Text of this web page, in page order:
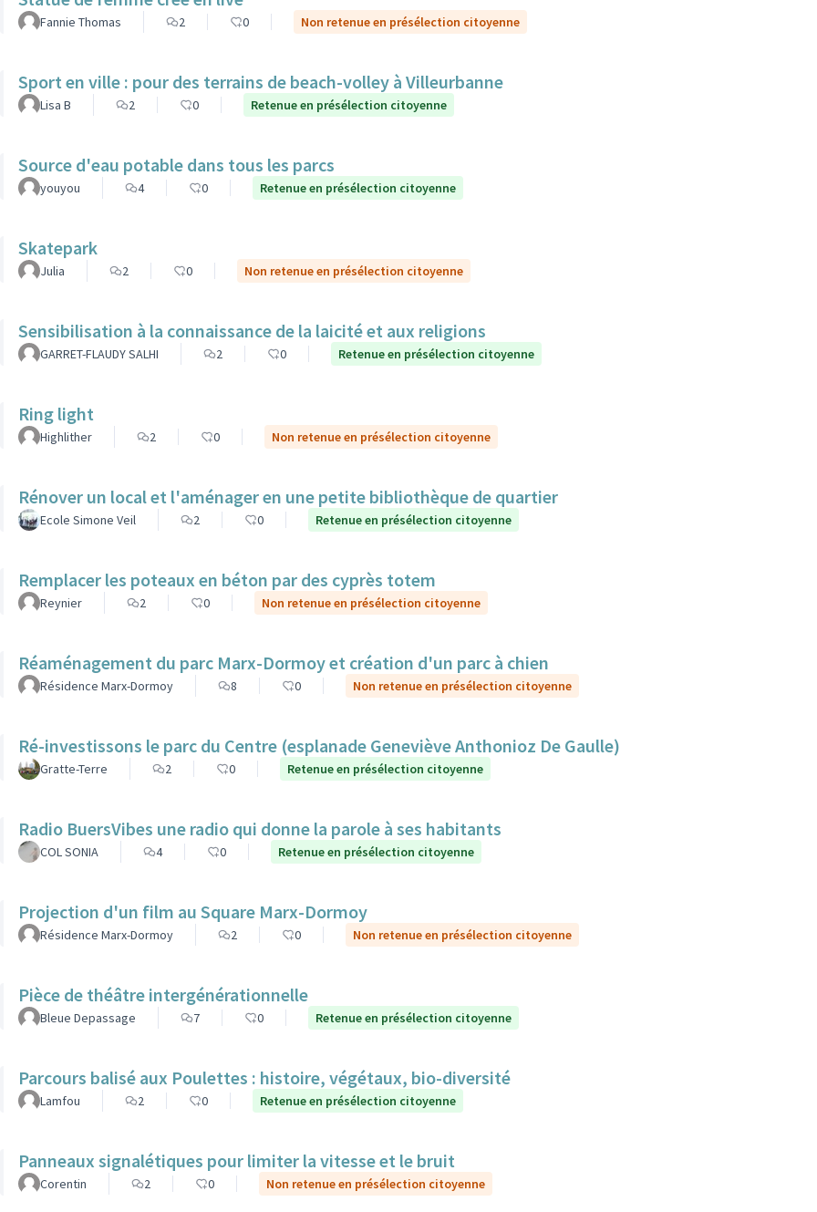
Fannie Thomas 2 0 Non retenue en présélection citoyenne
Sport en ville : pour des terrains de beach-volley à Villeurbanne
Lisa B 2 0 Retenue en présélection citoyenne
Source d'eau potable dans tous les parcs
youyou 4 0 Retenue en présélection citoyenne
Skatepark
Julia 2 0 Non retenue en présélection citoyenne
Sensibilisation à la connaissance de la laicité et aux religions
GARRET-FLAUDY SALHI 2 0 Retenue en présélection citoyenne
Ring light
Highlither 2 0 Non retenue en présélection citoyenne
Rénover un local et l'aménager en une petite bibliothèque de quartier
Ecole Simone Veil 2 0 Retenue en présélection citoyenne
Remplacer les poteaux en béton par des cyprès totem
Reynier 2 0 Non retenue en présélection citoyenne
Réaménagement du parc Marx-Dormoy et création d'un parc à chien
Résidence Marx-Dormoy 8 0 Non retenue en présélection citoyenne
Ré-investissons le parc du Centre (esplanade Geneviève Anthonioz De Gaulle)
Gratte-Terre 2 0 Retenue en présélection citoyenne
Radio BuersVibes une radio qui donne la parole à ses habitants
COL SONIA 4 0 Retenue en présélection citoyenne
Projection d'un film au Square Marx-Dormoy
Résidence Marx-Dormoy 2 0 Non retenue en présélection citoyenne
Pièce de théâtre intergénérationnelle
Bleue Depassage 7 0 Retenue en présélection citoyenne
Parcours balisé aux Poulettes : histoire, végétaux, bio-diversité
Lamfou 2 0 Retenue en présélection citoyenne
Panneaux signalétiques pour limiter la vitesse et le bruit
Corentin 2 0 Non retenue en présélection citoyenne